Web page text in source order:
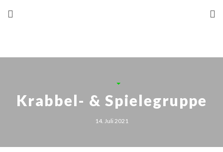
Krabbel- & Spielegruppe
14. Juli 2021